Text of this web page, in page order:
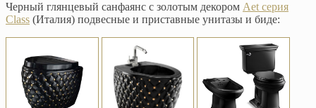
Черный глянцевый санфаянс с золотым декором Aet серия
Class (Италия) подвесные и приставные унитазы и биде: